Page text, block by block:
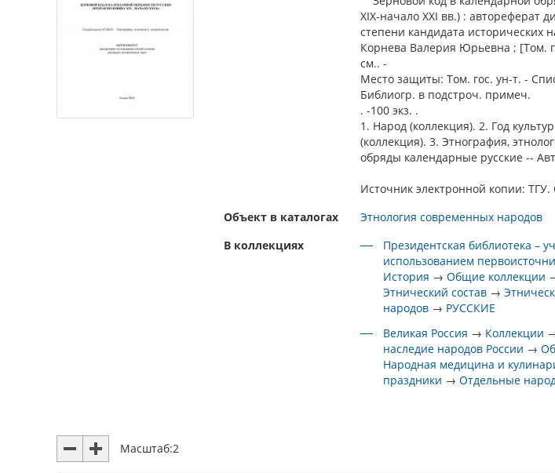
XIX-начало XXI вв.) : автореферат
степени кандидата исторических
Корнева Валерия Юрьевна ; [Том.
см.. -
Место защиты: Том. гос. ун-т. -
Библиогр. в подстроч. примеч.
. -100 экз. .
1. Народ (коллекция). 2. Год
(коллекция). 3. Этнография,
обряды календарные русские --
Источник электронной копии: ТГУ.
Объект в каталогах
Этнология современных народов
В коллекциях
Президентская библиотека –
использованием
История →Общие коллекции
Этнический состав →
народов → РУССКИЕ
Великая Россия → Коллекции
наследие народов России →
Народная медицина и
праздники →Отдельные
Масштаб:2